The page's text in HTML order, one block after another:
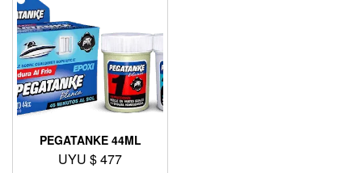
PEGATANKE 44ML
UYU $477